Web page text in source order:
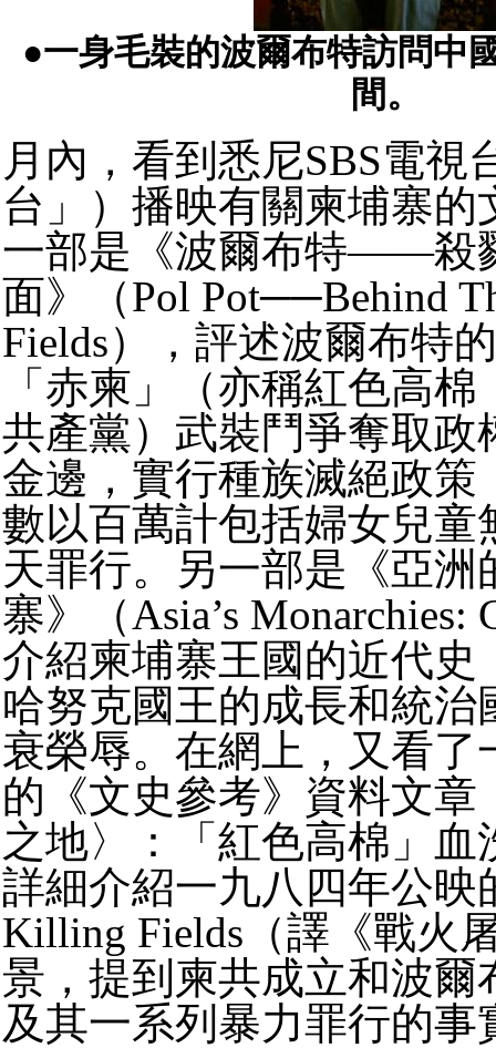
●一身毛裝的波爾布特訪問中
間。
月內，看到悉尼SBS電視
台」）播映有關柬埔寨的
一部是《波爾布特——殺
面》（Pol Pot──Behind
Fields），評述波爾布特
「赤柬」（亦稱紅色高
共產黨）武裝鬥爭奪取政
金邊，實行種族滅絕政策
數以百萬計包括婦女兒童
天罪行。另一部是《亞洲
寨》（Asia’s Monarchies:
介紹柬埔寨王國的近代史
哈努克國王的成長和統治
衰榮辱。在網上，又看了
的《文史參考》資料文章
之地〉：「紅色高棉」血
詳細介紹一九八四年公映
Killing Fields（譯《戰火
景，提到柬共成立和波爾
及其一系列暴力罪行的事